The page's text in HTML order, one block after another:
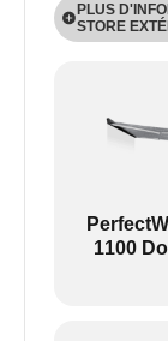
PLUS
STORE
Sur tous les
PW 1100,
1100